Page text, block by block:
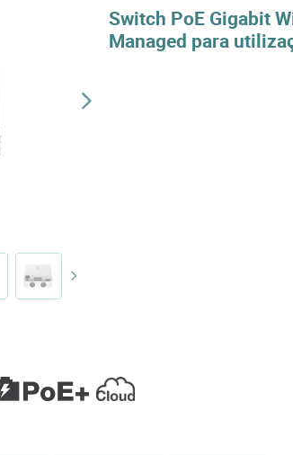
Switch PoE Gigabit
Managed para